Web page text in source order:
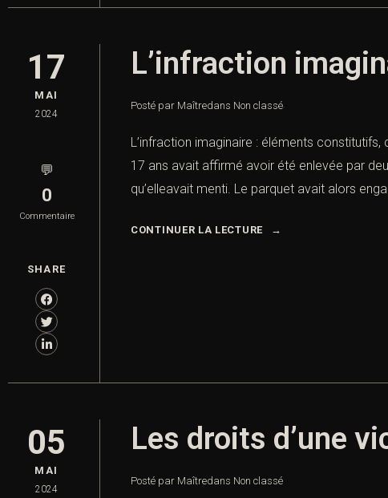
17
MAI
2024
💬
0
Commentaire
SHARE
L’infraction
Posté par Maîtredans Non classé
L’infraction imaginaire : éléments
17 ans avait affirmé avoir été enlevée par
qu’elleavait menti. Le parquet avait alors
CONTINUER LA LECTURE
05
MAI
2024
Les droits d’une
Posté par Maîtredans Non classé